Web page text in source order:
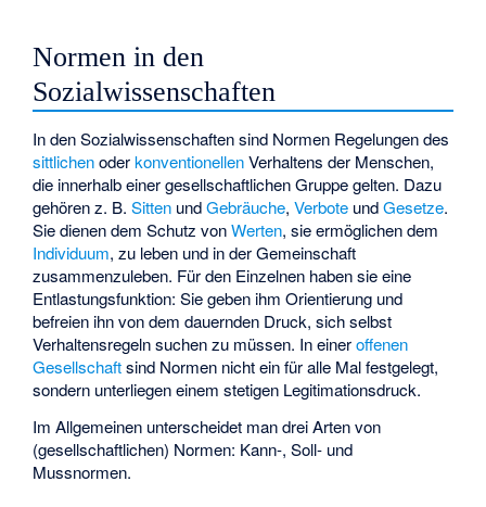
Normen in den
Sozialwissenschaften
In den Sozialwissenschaften sind Normen Regelungen des
sittlichenoderkonventionellenVerhaltens der Menschen,
die innerhalb einer gesellschaftlichen Gruppe gelten. Dazu
gehören z. B.Sitten undGebräuche,Verbote undGesetze.
Sie dienen dem Schutz vonWerten, sie ermöglichen dem
Individuum, zu leben und in der Gemeinschaft
zusammenzuleben. Für den Einzelnen haben sie eine
Entlastungsfunktion: Sie geben ihm Orientierung und
befreien ihn von dem dauernden Druck, sich selbst
Verhaltensregeln suchen zu müssen. In eineroffenen
Gesellschaftsind Normen nicht ein für alle Mal festgelegt,
sondern unterliegen einem stetigen Legitimationsdruck.
Im Allgemeinen unterscheidet man drei Arten von
(gesellschaftlichen) Normen: Kann-, Soll- und
Mussnormen.